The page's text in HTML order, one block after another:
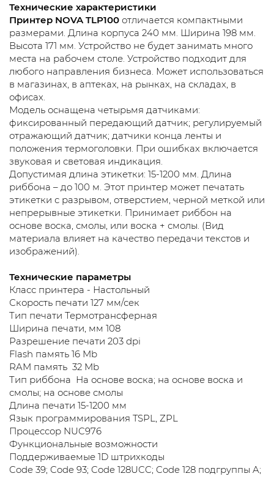
Технические характеристики
Принтер NOVA TLP100 отличается компактными
размерами. Длина корпуса 240 мм. Ширина 198 мм.
Высота 171 мм. Устройство не будет занимать много
места на рабочем столе. Устройство подходит для
любого направления бизнеса. Может использоваться
в магазинах, в аптеках, на рынках, на складах, в
офисах.
Модель оснащена четырьмя датчиками:
фиксированный передающий датчик; регулируемый
отражающий датчик; датчики конца ленты и
положения термоголовки. При ошибках включается
звуковая и световая индикация.
Допустимая длина этикетки: 15-1200 мм. Длина
риббона – до 100 м. Этот принтер может печатать
этикетки с разрывом, отверстием, черной меткой или
непрерывные этикетки. Принимает риббон на
основе воска, смолы, или воска + смолы. (Вид
материала влияет на качество передачи текстов и
изображений).
Технические параметры
Класс принтера - Настольный
Скорость печати 127 мм/сек
Тип печати Термотрансферная
Ширина печати, мм 108
Разрешение печати 203 dpi
Flash память 16 Mb
RAM память 32 Mb
Тип риббона На основе воска; на основе воска и
смолы; на основе смолы
Длина печати 15-1200 мм
Язык программирования TSPL, ZPL
Процессор NUC976
Функциональные возможности
Поддерживаемые 1D штрихкоды
Code 39; Code 93; Code 128UCC; Code 128 подгруппы A;